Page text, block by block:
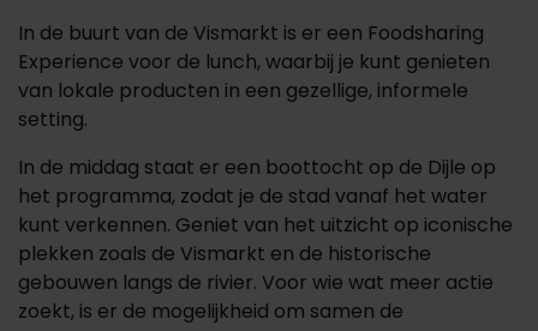
In de buurt van de Vismarkt is er een Foodsharing
Experience voor de lunch, waarbij je kunt genieten
van lokale producten in een gezellige, informele
setting.
In de middag staat er een boottocht op de Dijle op
het programma, zodat je de stad vanaf het water
kunt verkennen. Geniet van het uitzicht op iconische
plekken zoals de Vismarkt en de historische
gebouwen langs de rivier. Voor wie wat meer actie
zoekt, is er de mogelijkheid om samen de